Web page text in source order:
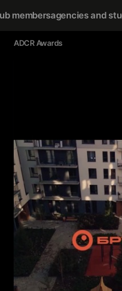
membersagencies and
ADCR Awards